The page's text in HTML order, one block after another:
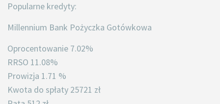
Popularne kredyty:
Millennium Bank Pożyczka Gotówkowa
Oprocentowanie 7.02%
RRSO 11.08%
Prowizja 1.71 %
Kwota do spłaty 25721 zł